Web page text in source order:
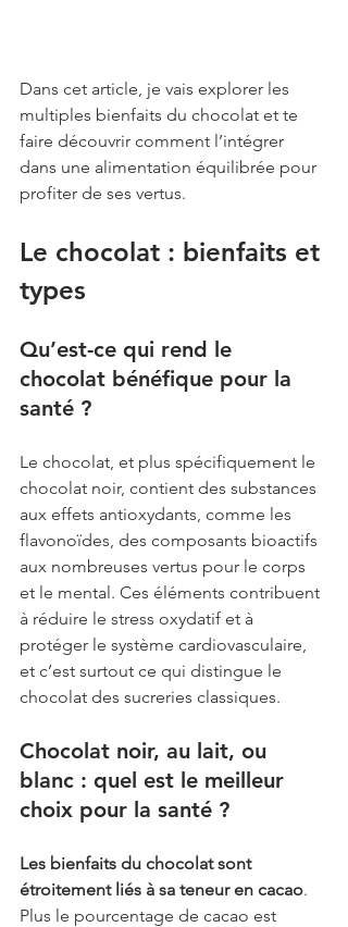
Dans cet article, je vais explorer les
multiples bienfaits du chocolat et te
faire découvrir comment l’intégrer
dans une alimentation équilibrée pour
profiter de ses vertus.
Le chocolat : bienfaits et
types
Qu’est-ce qui rend le
chocolat bénéfique pour la
santé ?
Le chocolat, et plus spécifiquement le
chocolat noir, contient des substances
aux effets antioxydants, comme les
flavonoïdes, des composants bioactifs
aux nombreuses vertus pour le corps
et le mental. Ces éléments contribuent
à réduire le stress oxydatif et à
protéger le système cardiovasculaire,
et c’est surtout ce qui distingue le
chocolat des sucreries classiques.
Chocolat noir, au lait, ou
blanc : quel est le meilleur
choix pour la santé ?
Les bienfaits du chocolat sont
étroitement liés à sa teneur en cacao.
Plus le pourcentage de cacao est